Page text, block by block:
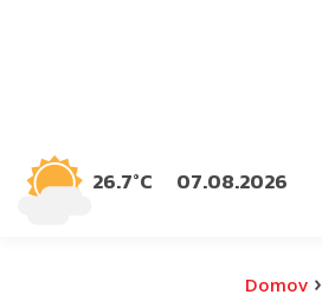
26.7°C 07.08.2026
Domov ›